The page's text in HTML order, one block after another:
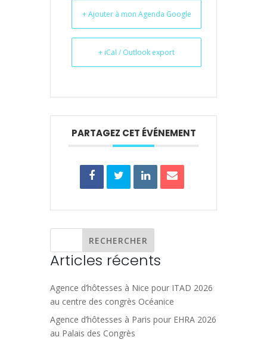
+ Ajouter à mon Agenda Google
+ iCal / Outlook export
PARTAGEZ CET ÉVÉNEMENT
Articles récents
Agence d’hôtesses à Nice pour ITAD 2026
au centre des congrès Océanice
Agence d’hôtesses à Paris pour EHRA 2026
au Palais des Congrès